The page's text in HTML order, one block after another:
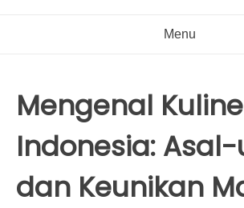
Menu
Mengenal
Indonesia:
dan Keunikan